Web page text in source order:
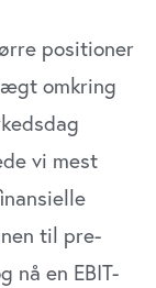
positioner
omkring
vi mest
til pre-
nå en EBIT-